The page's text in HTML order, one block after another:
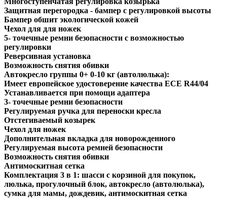
Защитная перегородка - бампер с регулировкой высоты
Бампер обшит экологической кожей
Чехол для для ножек
5- точечные ремни безопасности с возможностью
регулировки
Реверсивная установка
Возможность снятия обивки
Автокресло группы 0+ 0-10 кг (автолюлька):
Имеет европейское удостоверение качества ECE R44/04
Устанавливается при помощи адаптера
3- точечные ремни безопасности
Регулируемая ручка для переноски кресла
Отстегиваемый козырек
Чехол для ножек
Дополнительная вкладка для новорожденного
Регулируемая высота ремней безопасности
Возможность снятия обивки
Антимоскитная сетка
Комплектация 3 в 1: шасси с корзиной для покупок,
люлька, прогулочный блок, автокресло (автолюлька),
сумка для мамы, дождевик, антимоскитная сетка